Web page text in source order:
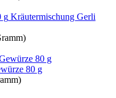
Kräutermischung Gerli
80 g